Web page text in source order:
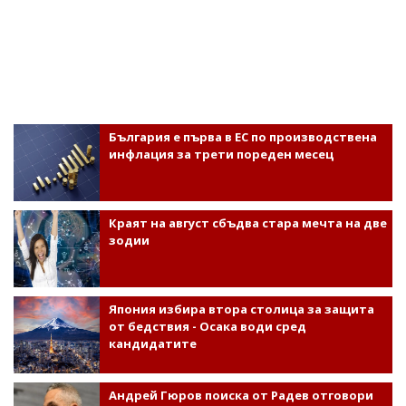
България е първа в ЕС по производствена
инфлация за трети пореден месец
Краят на август сбъдва стара мечта на две
зодии
Япония избира втора столица за защита
от бедствия - Осака води сред
кандидатите
Андрей Гюров поиска от Радев отговори